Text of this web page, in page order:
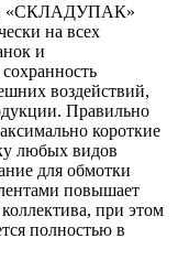
«СКЛАДУПАК»
на всех
и
воздействий,
Правильно
короткие
любых видов
для обмотки
повышает
при этом
полностью в